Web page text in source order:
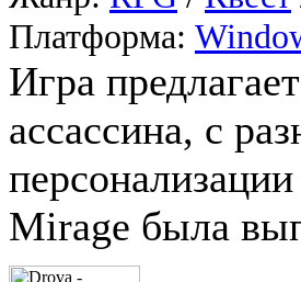
Платформа:
Игра
ассассина, с
Mirage была